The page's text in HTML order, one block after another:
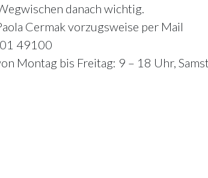
danach wichtig.
Cermak vorzugsweise per Mail
01 49100
Montag bis Freitag: 9 – 18 Uhr,